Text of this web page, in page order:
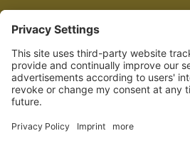
Informationen
Barrierefreiheit
Wir bemühen uns, unsere Website
Einige Inhalte und Funktionen sind
vollständig zugänglich. Wenn Sie auf
benötigen, kontaktieren Sie uns bitte
Vertrag